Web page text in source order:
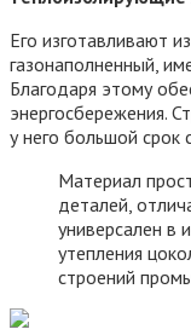
Его изготавливают
газонаполненный,
Благодаря этому
энергосбережения.
у него большой срок
Материал
деталей,
универсален в
утепления
строений